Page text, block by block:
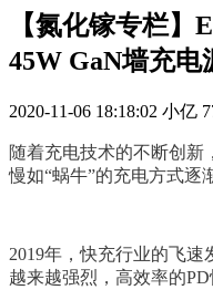
【氮化镓专栏】
45W GaN墙充电
2020-11-06 18:18:02 小亿
随着充电技术的不断创新
慢如“蜗牛”的充电方式逐
2019年，快充行业的飞
越来越强烈，高效率的